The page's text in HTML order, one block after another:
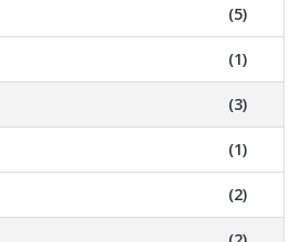
(5)
(1)
(3)
(1)
(2)